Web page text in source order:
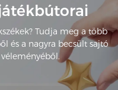
Tudja meg a több
és a nagyra becsült sajtó